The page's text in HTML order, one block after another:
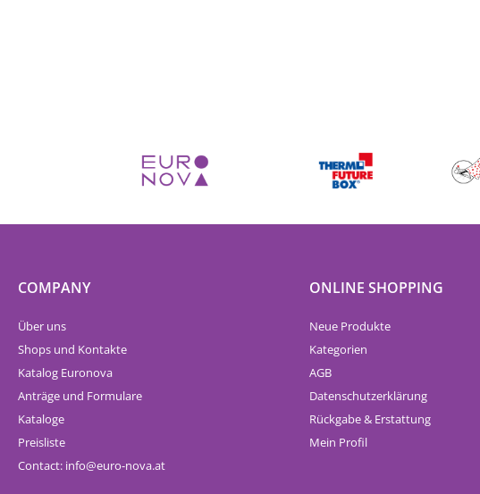
COMPANY
Über uns
Shops und Kontakte
Katalog Euronova
Anträge und Formulare
Kataloge
Preisliste
Contact: info euro-nova.at
ONLINE SHOPPING
Neue Produkte
Kategorien
AGB
Datenschutzerklärung
Rückgabe & Erstattung
Mein Profil